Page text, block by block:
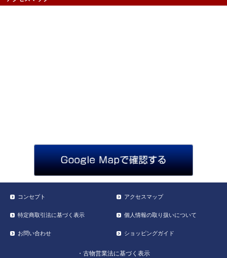
コンセプト アクセスマップ
特定商取引法に基づく表示 個人情報の取り扱いについて
お問い合わせ ショッピングガイド
・古物営業法に基づく表示